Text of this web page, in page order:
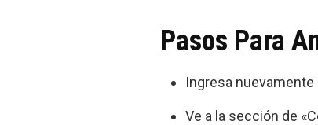
Pasos Para
Ingresa nuevamente
Ve a la sección de